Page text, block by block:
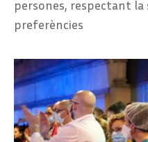
persones, respectant la
preferències